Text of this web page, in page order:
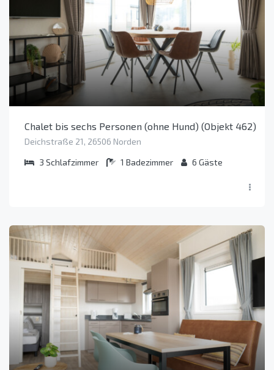
Chalet bis sechs Personen (ohne Hund) (Objekt 462)
Deichstraße 21, 26506 Norden
3 Schlafzimmer 1 Badezimmer 6 Gäste